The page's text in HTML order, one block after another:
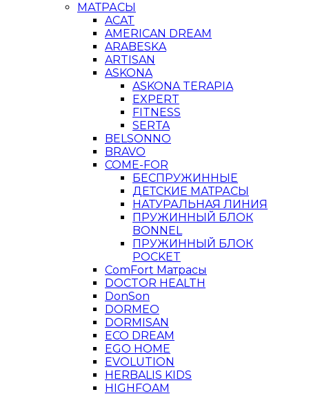
МАТРАСЫ
ACAT
AMERICAN DREAM
ARABESKA
ARTISAN
ASKONA
ASKONA TERAPIA
EXPERT
FITNESS
SERTA
BELSONNO
BRAVO
COME-FOR
БЕСПРУЖИННЫЕ
ДЕТСКИЕ МАТРАСЫ
НАТУРАЛЬНАЯ ЛИНИЯ
ПРУЖИННЫЙ БЛОК
BONNEL
ПРУЖИННЫЙ БЛОК
POCKET
ComFort Матрасы
DOCTOR HEALTH
DonSon
DORMEO
DORMISAN
ECO DREAM
EGO HOME
EVOLUTION
HERBALIS KIDS
HIGHFOAM